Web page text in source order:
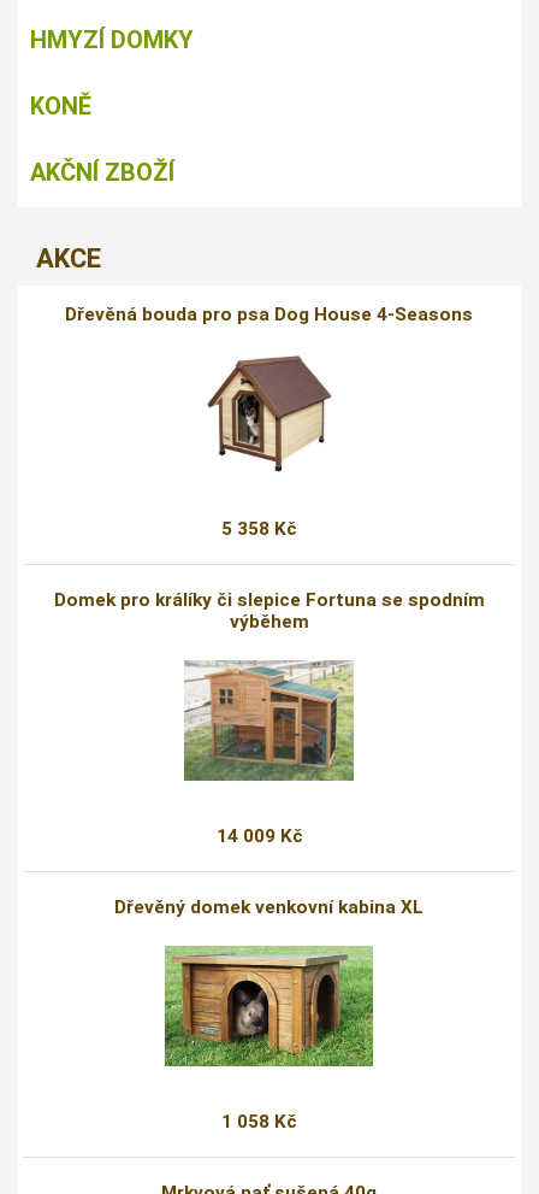
HMYZÍ DOMKY
KONĚ
AKČNÍ ZBOŽÍ
AKCE
Dřevěná bouda pro psa Dog House 4-Seasons
5 358 Kč
Domek pro králíky či slepice Fortuna se spodním
výběhem
14 009 Kč
Dřevěný domek venkovní kabina XL
1 058 Kč